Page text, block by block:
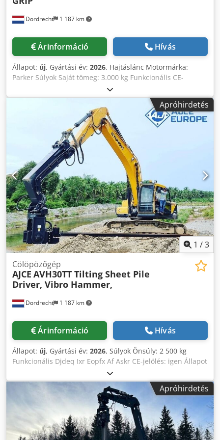
oszlopokhoz alkalmas. A kalapács és a vezető a hatékony
földmunkagép meglévő hidraulikus meghajtását használja,
és a funkció tartozékként való alkalmazásával nincs
szükség drága önjáró cölöpverőre. Ez lehetővé teszi, hogy a
projektet időben és a költségvetésen belül befejezze. A
Rhino SolarPro univerzális rögzítőlemezzel rendelkezik a
legtöbb elterjedt kotrógéphez és földmunkagéphez.
Modern, Furukawa FX hidraulikus kalapáccsal felszerelve.
A cölöpök hatékony kalapálására tervezett, megbízható
kalapács hosszú élettartammal. Erőteljes 800 ft. lbs. (1,085
joule) ütési energia löketenként (kb. 1,000 löket/perc)
Újratervezett és továbbfejlesztett dugattyúval felszerelve
(nagyobb átmérő és hosszabb löket) növeli a sebességet -
több ütési energiát biztosít. monoblokk kialakítással, ez a
gép kevesebb karbantartást igényel, mivel csak két mozgó
alkatrész van benne. * Plus modell: Ez a készülék
alapfelszereltségként egy meghosszabbított karral
rendelkezik, amely legalább 40 cm-es hasmagasságot
biztosít. Tartalmazza a pólusütő funkciót A SolarPro
póluskalapács beépített rúdhúzó funkciót kínál
rezgésrásegítéssel a legkeményebb alkalmazásokhoz. E
funkció használatával pillanatok alatt eltávolíthatja a
Dordrecht 1 187 km
Árinformáció Hívás
Állapot: új, Gyártási év: 2026, Hajtáslánc Motormárka:
Parker Súlyok Saját tömeg: 3.000 kg Funkcionális CE-
megfelelőség: igen Állapot Általános állapot: nagyon jó
Műszaki állapot: nagyon jó Optikai állapot: nagyon jó
Azonosító Referencia szám: 3 További információk Djdpfx
Afoy At Ado Askr Alkalmas az alábbi gépekhez: 20-38
TONNA Szállítási feltételek: EXW Gyártási ország: KR
További információk További információért lépjen
kapcsolatba Ö. Inalkac-cal.
Apróhirdetés
1 /3
Dordrecht 1 187 km
Cölöpözőgép
AJCE AVH30TT Tilting Sheet Pile
Driver, Vibro Hammer,
Árinformáció Hívás
Állapot: új, Gyártási év: 2026, Súlyok Önsúly: 2 500 kg
Funkcionális Djdeq Ixr Eopfx Af Askr CE-jelölés: igen Állapot
Általános állapot: nagyon jó Műszaki állapot: nagyon jó
Optikai állapot: nagyon jó Azonosítás Referenciaszám: 2
További információk Alkalmas a következő gépekhez: 18-38
tonna Szállítási feltételek: EXW Gyártási ország: KR További
információk További információért keresse Ö. Inalkac-ot.
Apróhirdetés